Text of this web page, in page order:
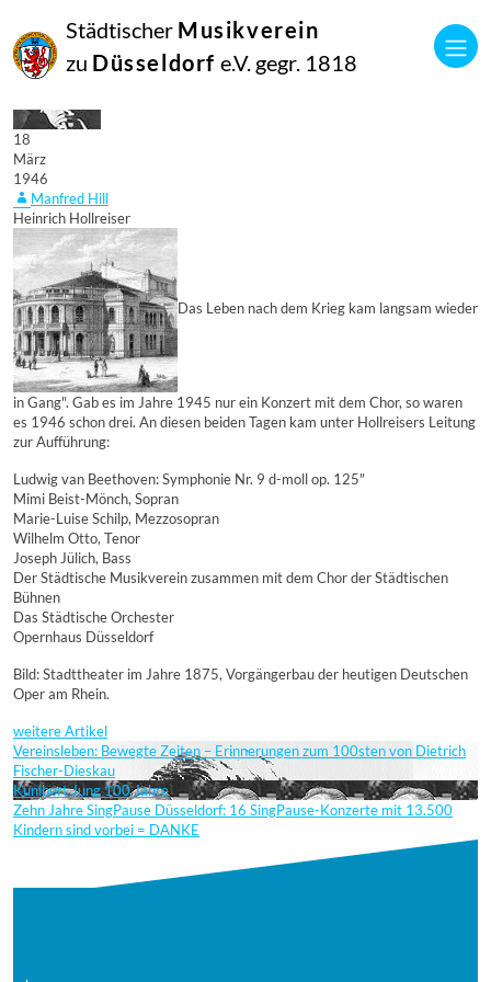
Städtischer Musikverein
zu Düsseldorf e.V. gegr. 1818
18
März
1946
Manfred Hill
Heinrich Hollreiser
Das Leben nach dem Krieg kam langsam wieder
in Gang". Gab es im Jahre 1945 nur ein Konzert mit dem Chor, so waren
es 1946 schon drei. An diesen beiden Tagen kam unter Hollreisers Leitung
zur Aufführung:
Ludwig van Beethoven: Symphonie Nr. 9 d-moll op. 125"
Mimi Beist-Mönch, Sopran
Marie-Luise Schilp, Mezzosopran
Wilhelm Otto, Tenor
Joseph Jülich, Bass
Der Städtische Musikverein zusammen mit dem Chor der Städtischen
Bühnen
Das Städtische Orchester
Opernhaus Düsseldorf
Bild: Stadttheater im Jahre 1875, Vorgängerbau der heutigen Deutschen
Oper am Rhein.
weitere Artikel
Vereinsleben: Bewegte Zeiten – Erinnerungen zum 100sten von Dietrich
Fischer-Dieskau
Kunibert Jung 100 Jahre
Zehn Jahre SingPause Düsseldorf: 16 SingPause-Konzerte mit 13.500
Kindern sind vorbei = DANKE